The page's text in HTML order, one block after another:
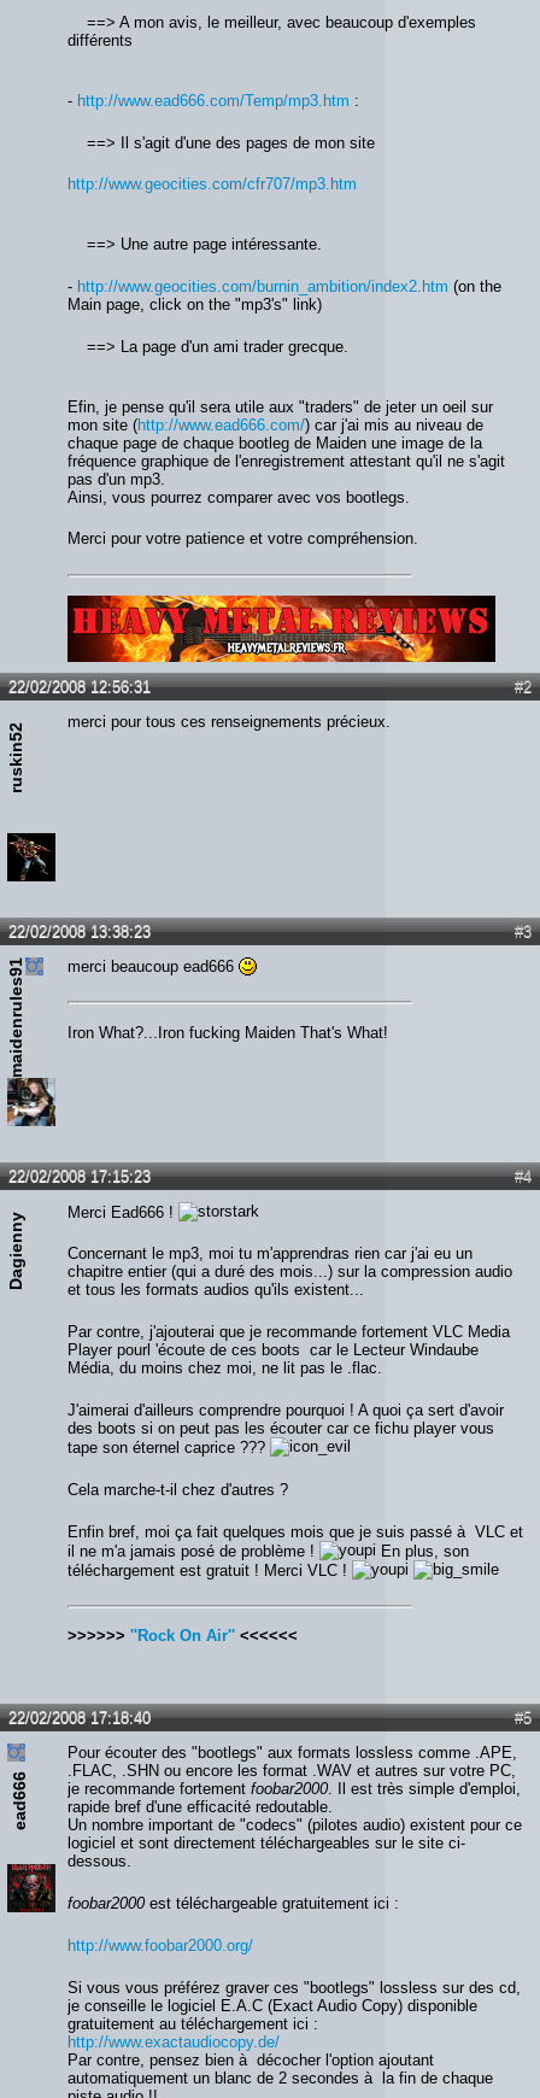
==> A mon avis, le meilleur, avec beaucoup d'exemples
différents
- http://www.ead666.com/Temp/mp3.htm :
==> Il s'agit d'une des pages de mon site
http://www.geocities.com/cfr707/mp3.htm
==> Une autre page intéressante.
- http://www.geocities.com/burnin_ambition/index2.htm (on the
Main page, click on the "mp3's" link)
==> La page d'un ami trader grecque.
Efin, je pense qu'il sera utile aux "traders" de jeter un oeil sur
mon site (http://www.ead666.com/) car j'ai mis au niveau de
chaque page de chaque bootleg de Maiden une image de la
fréquence graphique de l'enregistrement attestant qu'il ne s'agit
pas d'un mp3.
Ainsi, vous pourrez comparer avec vos bootlegs.
Merci pour votre patience et votre compréhension.
Lien :http://heavymetalreviews.fr/
#2
22/02/2008 12:56:31
ruskin52
merci pour tous ces renseignements précieux.
#3
22/02/2008 13:38:23
maidenrules91 merci beaucoup ead666
Iron What?...Iron fucking Maiden That's What!
#4
22/02/2008 17:15:23
Dagienny Merci Ead666 !
Concernant le mp3, moi tu m'apprendras rien car j'ai eu un
chapitre entier (qui a duré des mois...) sur la compression audio
et tous les formats audios qu'ils existent...
Par contre, j'ajouterai que je recommande fortement VLC Media
Player pourl 'écoute de ces boots car le Lecteur Windaube
Média, du moins chez moi, ne lit pas le .flac.
J'aimerai d'ailleurs comprendre pourquoi ! A quoi ça sert d'avoir
des boots si on peut pas les écouter car ce fichu player vous
tape son éternel caprice ???
Cela marche-t-il chez d'autres ?
Enfin bref, moi ça fait quelques mois que je suis passé à VLC et
il ne m'a jamais posé de problème !
En plus, son
téléchargement est gratuit ! Merci VLC !
>>>>>> ''Rock On Air'' <<<<<<
#5
22/02/2008 17:18:40
ead666
Pour écouter des "bootlegs" aux formats lossless comme .APE,
.FLAC, .SHN ou encore les format .WAV et autres sur votre PC,
je recommande fortement foobar2000. Il est très simple d'emploi,
rapide bref d'une efficacité redoutable.
Un nombre important de "codecs" (pilotes audio) existent pour ce
logiciel et sont directement téléchargeables sur le site ci-
dessous.
foobar2000 est téléchargeable gratuitement ici :
http://www.foobar2000.org/
Si vous vous préférez graver ces "bootlegs" lossless sur des cd,
je conseille le logiciel E.A.C (Exact Audio Copy) disponible
gratuitement au téléchargement ici :
http://www.exactaudiocopy.de/
Par contre, pensez bien à décocher l'option ajoutant
automatiquement un blanc de 2 secondes à la fin de chaque